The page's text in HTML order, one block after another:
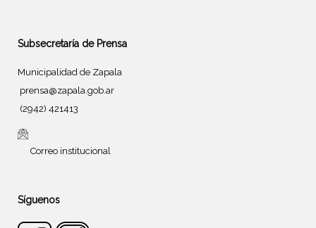
Subsecretaría de Prensa
Municipalidad de Zapala
prensa@zapala.gob.ar
(2942) 421413
Correo institucional
Síguenos